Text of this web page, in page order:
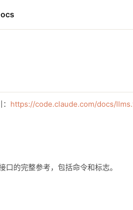
https://code.claude.com/docs/
的完整参考，包括命令和标志。